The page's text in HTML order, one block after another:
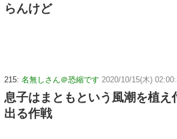
らんけど
215: 名無しさん＠恐縮です 2020/10/15(木)
息子はまともという風潮を植え
出る作戦